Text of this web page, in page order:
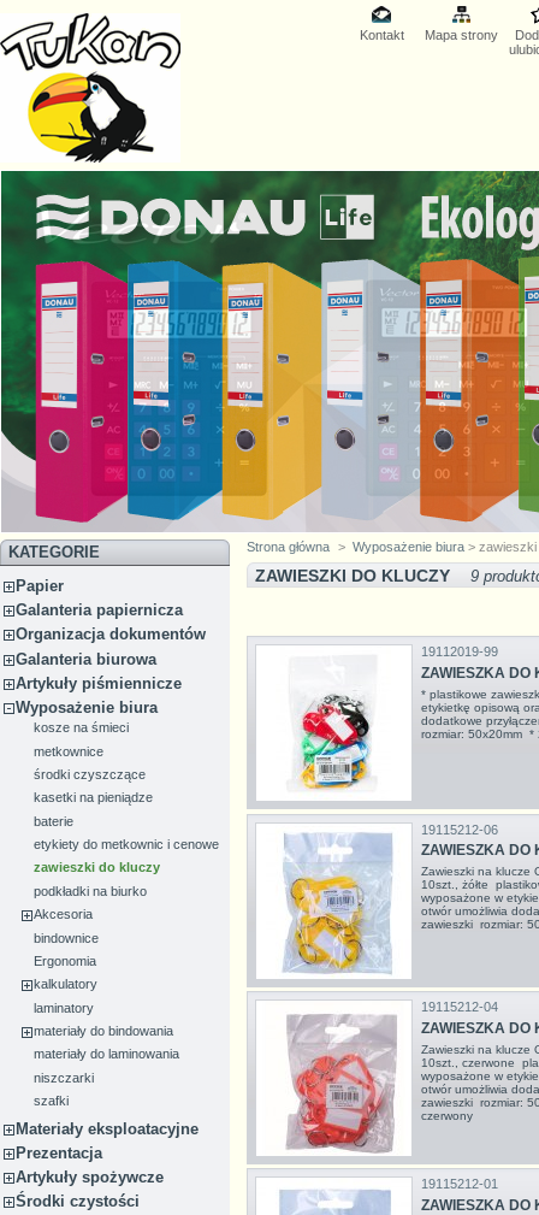
Kontakt Mapa strony
KATEGORIE
Papier
Galanteria papiernicza
Organizacja dokumentów
Galanteria biurowa
Artykuły piśmiennicze
Wyposażenie biura
kosze na śmieci
metkownice
środki czyszczące
kasetki na pieniądze
baterie
etykiety do metkownic i cenowe
zawieszki do kluczy
podkładki na biurko
Akcesoria
bindownice
Ergonomia
kalkulatory
laminatory
materiały do bindowania
materiały do laminowania
niszczarki
szafki
Materiały eksploatacyjne
Prezentacja
Artykuły spożywcze
Środki czystości
Strona główna > Wyposażenie biura >
ZAWIESZKI DO KLUCZY 9
19112019-99
ZAWIESZKA DO
* plastikowe
etykietkę opisową
dodatkowe
rozmiar: 50x20mm
19115212-06
ZAWIESZKA DO
Zawieszki na klucze
10szt., żółte
wyposażone w
otwór umożliwia
zawieszki rozmiar:
19115212-04
ZAWIESZKA DO
Zawieszki na klucze
10szt., czerwone
wyposażone w
otwór umożliwia
zawieszki rozmiar:
czerwony
19115212-01
ZAWIESZKA DO